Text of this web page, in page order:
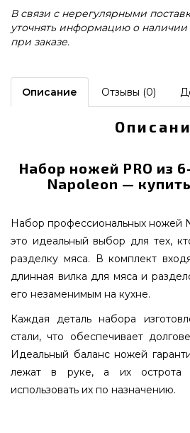
В связи с нерегулярными
уточнять информацию о
при заказе.
Описание Отзывы (0)
Набор ножей PRO из
Napoleon —
Набор профессиональных ножей
это идеальный выбор для тех,
разделку мяса. В комплект
длинная вилка для мяса и
его незаменимым на кухне.
Каждая деталь набора
стали, что обеспечивает
Идеальный баланс ножей
лежат в руке, а их острота
использовать их по назначению.